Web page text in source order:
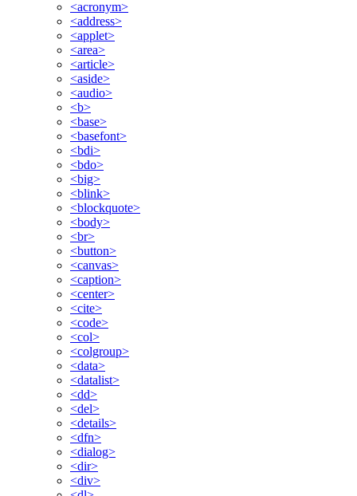
<acronym>
<address>
<applet>
<area>
<article>
<aside>
<audio>
<b>
<base>
<basefont>
<bdi>
<bdo>
<big>
<blink>
<blockquote>
<body>
<br>
<button>
<canvas>
<caption>
<center>
<cite>
<code>
<col>
<colgroup>
<data>
<datalist>
<dd>
<del>
<details>
<dfn>
<dialog>
<dir>
<div>